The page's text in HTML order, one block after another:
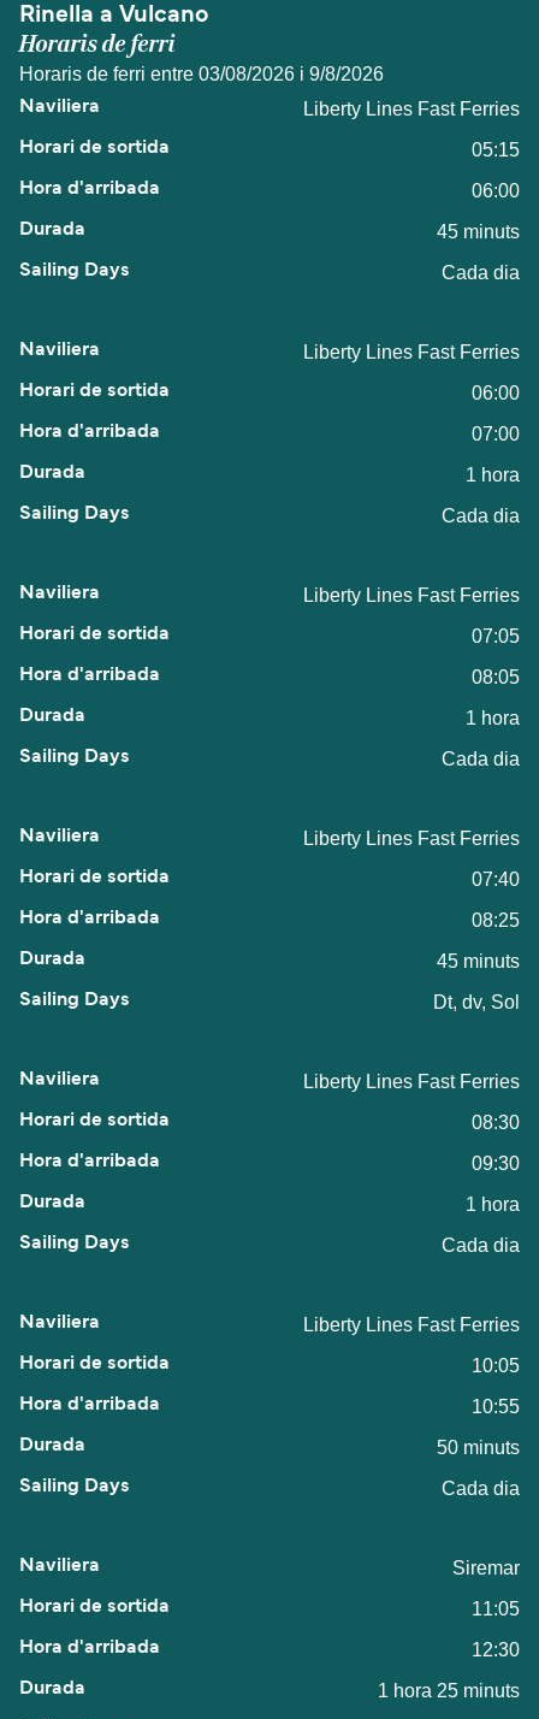
Rinella a Vulcano
Horaris de ferri
Horaris de ferri entre 03/08/2026 i 9/8/2026
Liberty Lines Fast Ferries
05:15
06:00
45 minuts
Cada dia
Liberty Lines Fast Ferries
06:00
07:00
1 hora
Cada dia
Liberty Lines Fast Ferries
07:05
08:05
1 hora
Cada dia
Liberty Lines Fast Ferries
07:40
08:25
45 minuts
Dt, dv, Sol
Liberty Lines Fast Ferries
08:30
09:30
1 hora
Cada dia
Liberty Lines Fast Ferries
10:05
10:55
50 minuts
Cada dia
Siremar
11:05
12:30
1 hora 25 minuts